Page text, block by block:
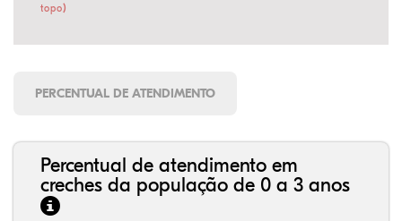
topo)
PERCENTUAL DE ATENDIMENTO
Percentual de atendimento em
creches da população de 0 a 3 anos